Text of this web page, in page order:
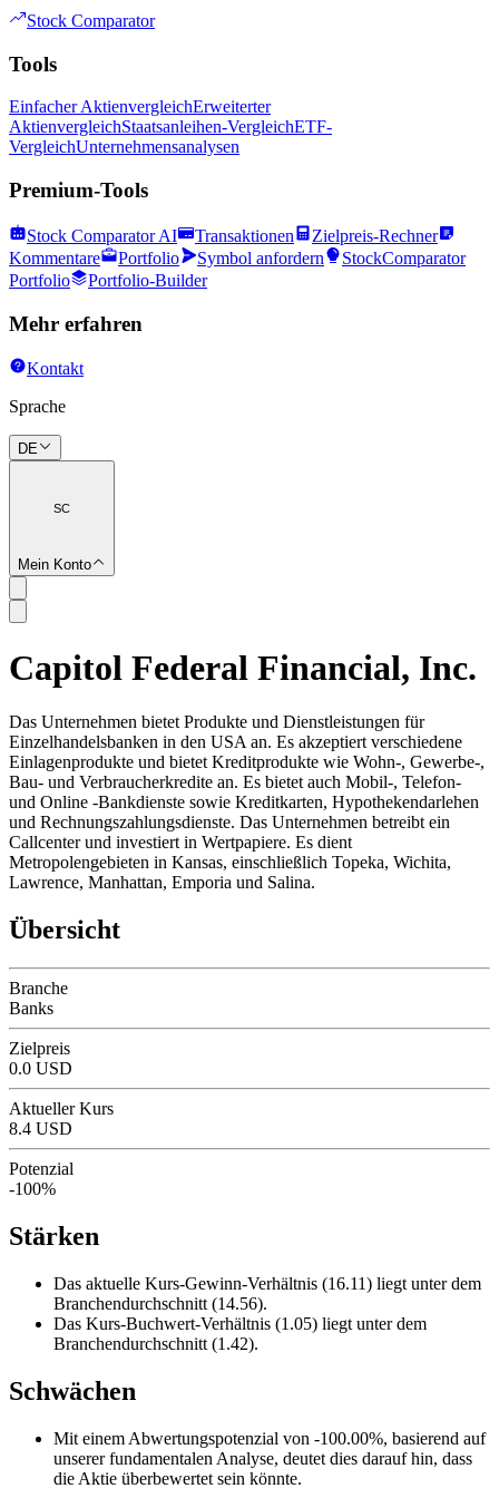
Stock Comparator
Tools
Einfacher AktienvergleichErweiterter
AktienvergleichStaatsanleihen-VergleichETF-
VergleichUnternehmensanalysen
Premium-Tools
Stock Comparator AI Transaktionen
Zielpreis-Rechner
Kommentare
Portfolio Symbol anfordern
StockComparator
Portfolio
Portfolio-Builder
Mehr erfahren
Kontakt
Sprache
DE
SC
Mein Konto
SC
Capitol Federal Financial, Inc.
Das Unternehmen bietet Produkte und Dienstleistungen für
Einzelhandelsbanken in den USA an. Es akzeptiert verschiedene
Einlagenprodukte und bietet Kreditprodukte wie Wohn-, Gewerbe-,
Bau- und Verbraucherkredite an. Es bietet auch Mobil-, Telefon-
und Online -Bankdienste sowie Kreditkarten, Hypothekendarlehen
und Rechnungszahlungsdienste. Das Unternehmen betreibt ein
Callcenter und investiert in Wertpapiere. Es dient
Metropolengebieten in Kansas, einschließlich Topeka, Wichita,
Lawrence, Manhattan, Emporia und Salina.
Übersicht
Branche
Banks
Zielpreis
0.0 USD
Aktueller Kurs
8.4 USD
Potenzial
-100%
Stärken
Das aktuelle Kurs-Gewinn-Verhältnis (16.11) liegt unter dem
Branchendurchschnitt (14.56).
Das Kurs-Buchwert-Verhältnis (1.05) liegt unter dem
Branchendurchschnitt (1.42).
Schwächen
Mit einem Abwertungspotenzial von -100.00%, basierend auf
unserer fundamentalen Analyse, deutet dies darauf hin, dass
die Aktie überbewertet sein könnte.